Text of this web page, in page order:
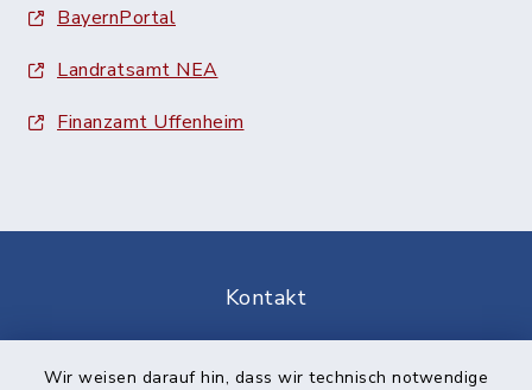
Wir weisen darauf hin, dass wir technisch notwendige
BayernPortal
Landratsamt NEA
Finanzamt Uffenheim
Kontakt